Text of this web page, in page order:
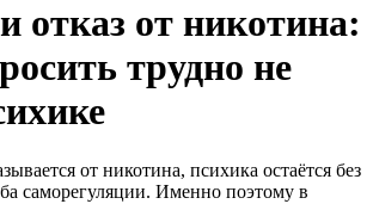
отказ от никотина:
трудно не
от никотина, психика остаётся без
саморегуляции. Именно поэтому в